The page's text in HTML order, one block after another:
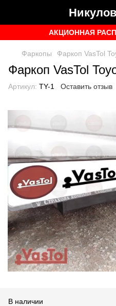
АКЦИОННАЯ
Фаркопы Фаркоп VasTol
Фаркоп VasTol
Артикул: TY-1 Оставить отзыв
В наличии